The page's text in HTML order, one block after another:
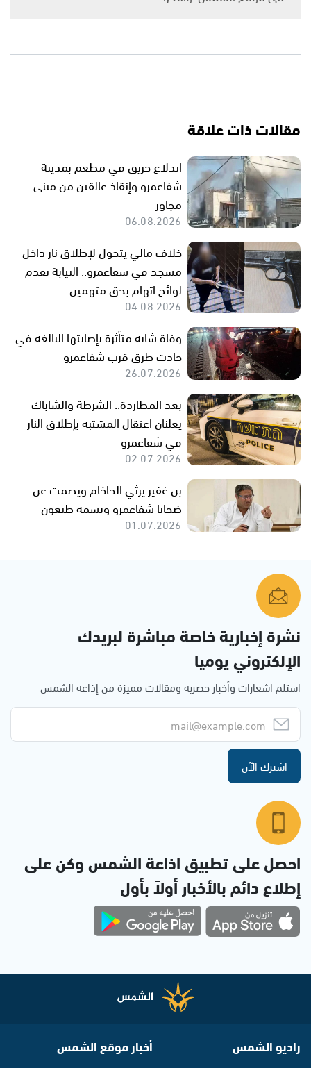
مقالات ذات علاقة
اندلاع حريق في مطعم بمدينة
شفاعمرو وإنقاذ عالقين من مبنى
مجاور
06.08.2026
خلاف مالي يتحول لإطلاق نار داخل
مسجد في شفاعمرو.. النيابة تقدم
لوائح اتهام بحق متهمين
04.08.2026
وفاة شابة متأثرة بإصابتها البالغة في
حادث طرق قرب شفاعمرو
26.07.2026
بعد المطاردة.. الشرطة والشاباك
يعلنان اعتقال المشتبه بإطلاق النار
في شفاعمرو
02.07.2026
بن غفير يرثي الحاخام ويصمت عن
ضحايا شفاعمرو وبسمة طبعون
01.07.2026
نشرة إخبارية خاصة مباشرة لبريدك
الإلكتروني يوميا
استلم اشعارات وأخبار حصرية ومقالات مميزة من إذاعة الشمس
اشترك الآن
احصل على تطبيق اذاعة الشمس وكن على
إطلاع دائم بالأخبار أولاً بأول
راديو الشمس أخبار موقع الشمس